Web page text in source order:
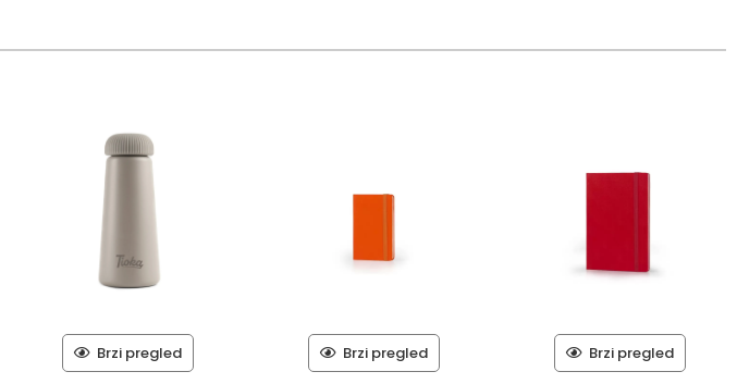
Brzi pregled Brzi pregled Brzi pregled